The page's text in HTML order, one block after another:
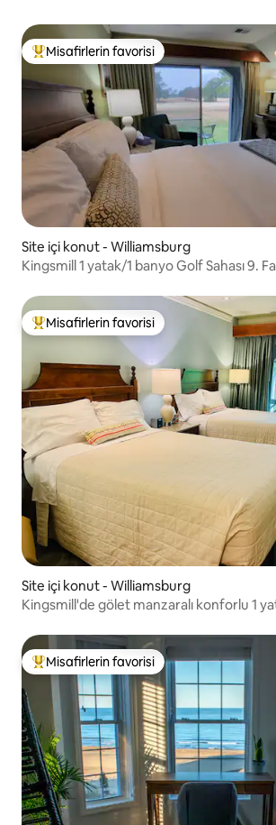
Misafirlerin favorilerinden en beğenilenler
Misafirlerin favorisi
Site içi konut - Williamsburg
Kingsmill 1 yatak/1 banyo Golf Sahası 9.
Misafirlerin favorilerinden en beğenilenler
Misafirlerin favorisi
Site içi konut - Williamsburg
Kingsmill'de gölet manzaralı konforlu 1
Misafirlerin favorilerinden en beğenilenler
Misafirlerin favorisi